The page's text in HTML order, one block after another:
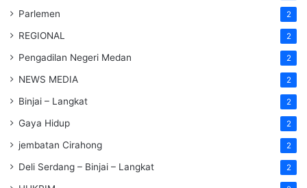
Parlemen 2
REGIONAL 2
Pengadilan Negeri Medan 2
NEWS MEDIA 2
Binjai – Langkat 2
Gaya Hidup 2
jembatan Cirahong 2
Deli Serdang – Binjai – Langkat 2